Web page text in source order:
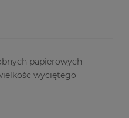
papierowych
wyciętego